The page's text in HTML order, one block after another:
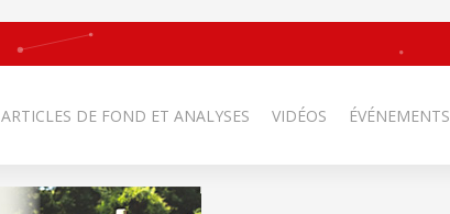
ARTICLES DE FOND ET ANALYSES VIDÉOS ÉVÉNEMENTS